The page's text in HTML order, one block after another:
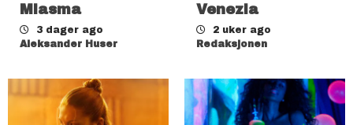
Miasma
3 dager ago
Aleksander Huser
Venezia
2 uker ago
Redaksjonen